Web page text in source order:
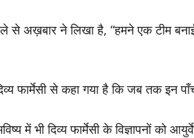
से अख़बार ने लिखा है, “हमने एक टीम
फार्मेसी से कहा गया है कि जब तक इन
में भी दिव्य फार्मेसी के विज्ञापनों को